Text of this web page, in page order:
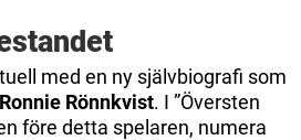
med en ny självbiografi som
Ronnie Rönnkvist. I ”Översten
före detta spelaren, numera